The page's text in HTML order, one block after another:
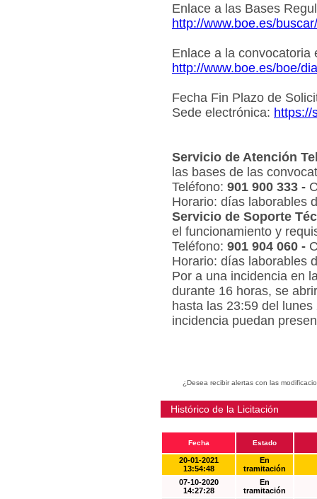
Enlace a las Bases
http://www.boe.es/
Enlace a la convocatoria
http://www.boe.es/boe/
Fecha Fin Plazo de
Sede electrónica: https://
Servicio de Atención
las bases de las
Teléfono: 901 900 333 -
Horario: días laborables
Servicio de Soporte
el funcionamiento y
Teléfono: 901 904 060 -
Horario: días laborables
Por a una incidencia en
durante 16 horas, se
hasta las 23:59 del
incidencia puedan
¿Desea recibir alertas con las
Histórico de la Licitación
Fecha Estado
20-01-2021
13:54:48
En
tramitación
07-10-2020
14:27:28
En
tramitación